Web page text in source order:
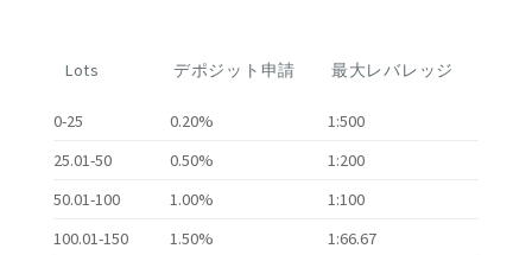
Lots デポジット申請 最大レバレッジ
0-25 0.20%
1:500
25.01-50
0.50%
1:200
50.01-100
1.00%
1:100
100.01-150
1.50%
1:66.67